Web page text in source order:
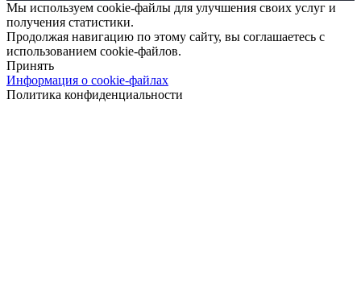
Мы используем cookie-файлы для улучшения своих услуг и
получения статистики.
Продолжая навигацию по этому сайту, вы соглашаетесь с
использованием cookie-файлов.
Принять
Информация о cookie-файлах
Политика конфиденциальности